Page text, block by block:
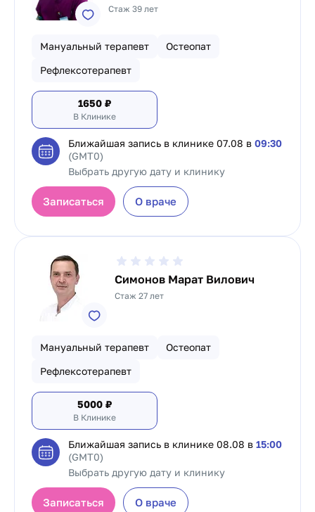
Стаж 39 лет
Мануальный терапевт
Остеопат
Рефлексотерапевт
1650 ₽
В Клинике
Ближайшая запись в клинике 07.08 в 09:30
(GMT0)
Выбрать другую дату и клинику
Записаться О враче
Симонов Марат Вилович
Стаж 27 лет
Мануальный терапевт
Остеопат
Рефлексотерапевт
5000 ₽
В Клинике
Ближайшая запись в клинике 08.08 в 15:00
(GMT0)
Выбрать другую дату и клинику
Записаться О враче